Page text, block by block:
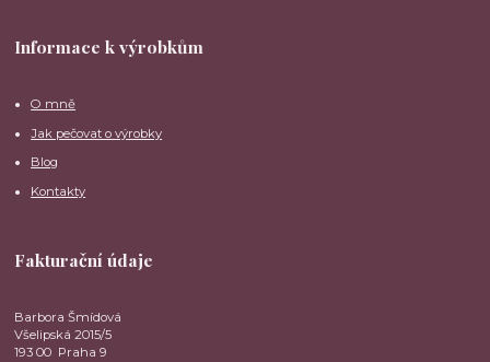
Informace k výrobkům
O mně
Jak pečovat o výrobky
Blog
Kontakty
Fakturační údaje
Barbora Šmídová
Všelipská 2015/5
193 00 Praha 9